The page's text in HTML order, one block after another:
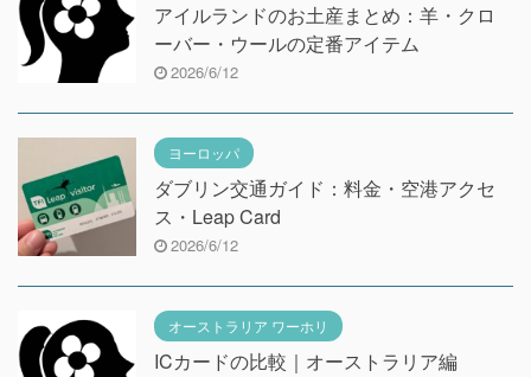
アイルランドのお土産まとめ：羊・クロ
ーバー・ウールの定番アイテム
2026/6/12
ヨーロッパ
ダブリン交通ガイド：料金・空港アクセ
ス・Leap Card
2026/6/12
オーストラリア ワーホリ
ICカードの比較｜オーストラリア編